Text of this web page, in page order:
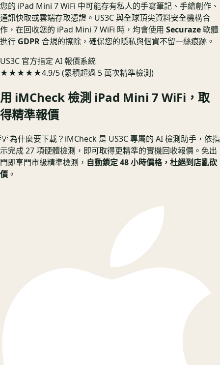
您的 iPad Mini 7 WiFi 中可能存有私人的手寫筆記、手繪創作、
通訊快取或雲端存取憑證。US3C 與全球頂尖資料安全機構合
作，在回收您的 iPad Mini 7 WiFi 時，均會使用 Securaze軟體
進行 GDPR合規的擦除，確保您的隱私與個資不留一絲痕跡。
US3C 官方指定 AI 報價系統
★★★★★4.9/5 (累積超過 5 萬次精準檢測)
用 iMCheck 檢測 iPad Mini 7 WiFi ，取
得精準報價
💡 為什麼要下載？ iMCheck 是 US3C 專屬的 AI 檢測助手，依指
示完成 27 項硬體檢測，即可取得更精準的實機回收報價。 免出
門即享門市級精準檢測， 自動鎖定 48 小時價格，杜絕到店亂砍
價 。